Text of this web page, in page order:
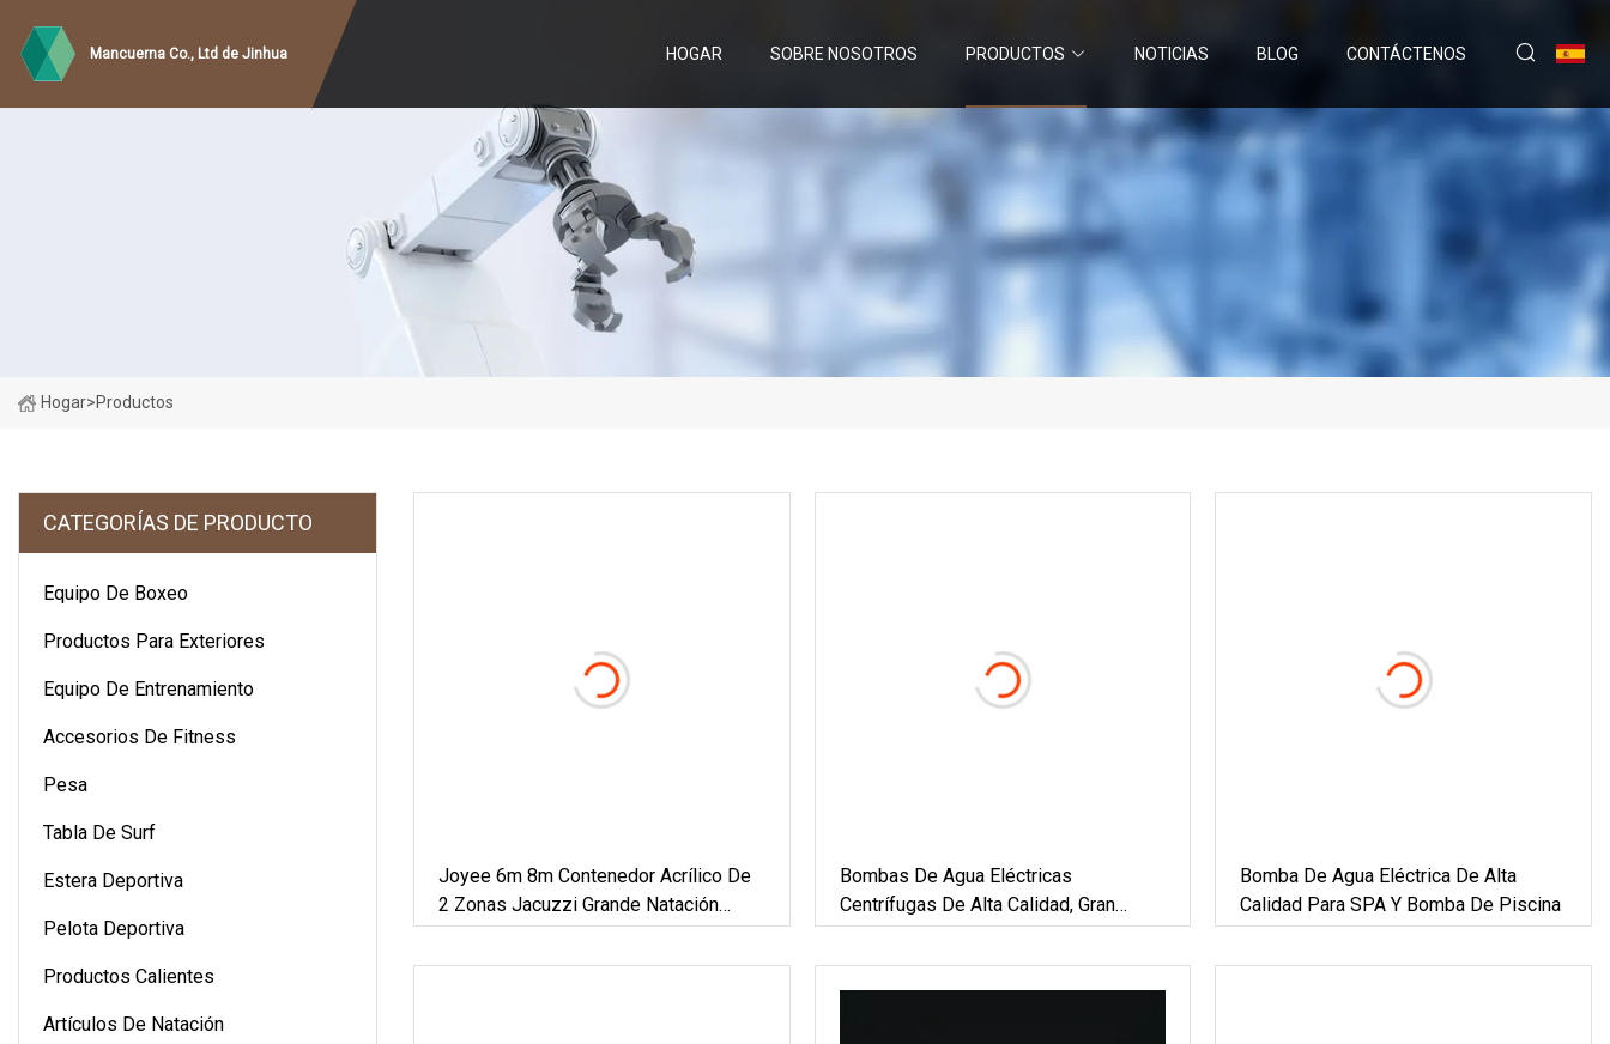
Mancuerna Co., Ltd de Jinhua HOGAR SOBRE NOSOTROS PRODUCTOS NOTICIAS BLOG CONTÁCTENOS
Hogar>Productos
CATEGORÍAS DE PRODUCTO
Equipo De Boxeo
Productos Para Exteriores
Equipo De Entrenamiento
Accesorios De Fitness
Pesa
Tabla De Surf
Estera Deportiva
Pelota Deportiva
Productos Calientes
Artículos De Natación
Joyee 6m 8m Contenedor Acrílico De
2 Zonas Jacuzzi Grande Natación
Masaje Piscina De SPA De Natación
Sin Fin
Bombas De Agua Eléctricas
Centrífugas De Alta Calidad, Gran
Oferta, Para Piscinas Comerciales,
SPA, Cascadas Y Elementos De Agua
Bomba De Agua Eléctrica De Alta
Calidad Para SPA Y Bomba De Piscina